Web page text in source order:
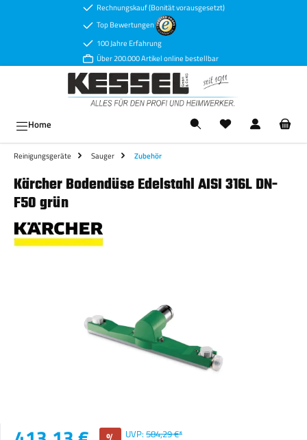
Zum Hauptinhalt springenRechnungskauf (Bonität vorausgesetzt)
Top Bewertungen
100 Jahre Erfahrung
Über 200.000 Artikel online bestellbar
Home
Reinigungsgeräte Sauger Zubehör
Kärcher Bodendüse Edelstahl AISI 316L DN-
F50 grün
Verkaufspreis: UVP: 584,29 €*